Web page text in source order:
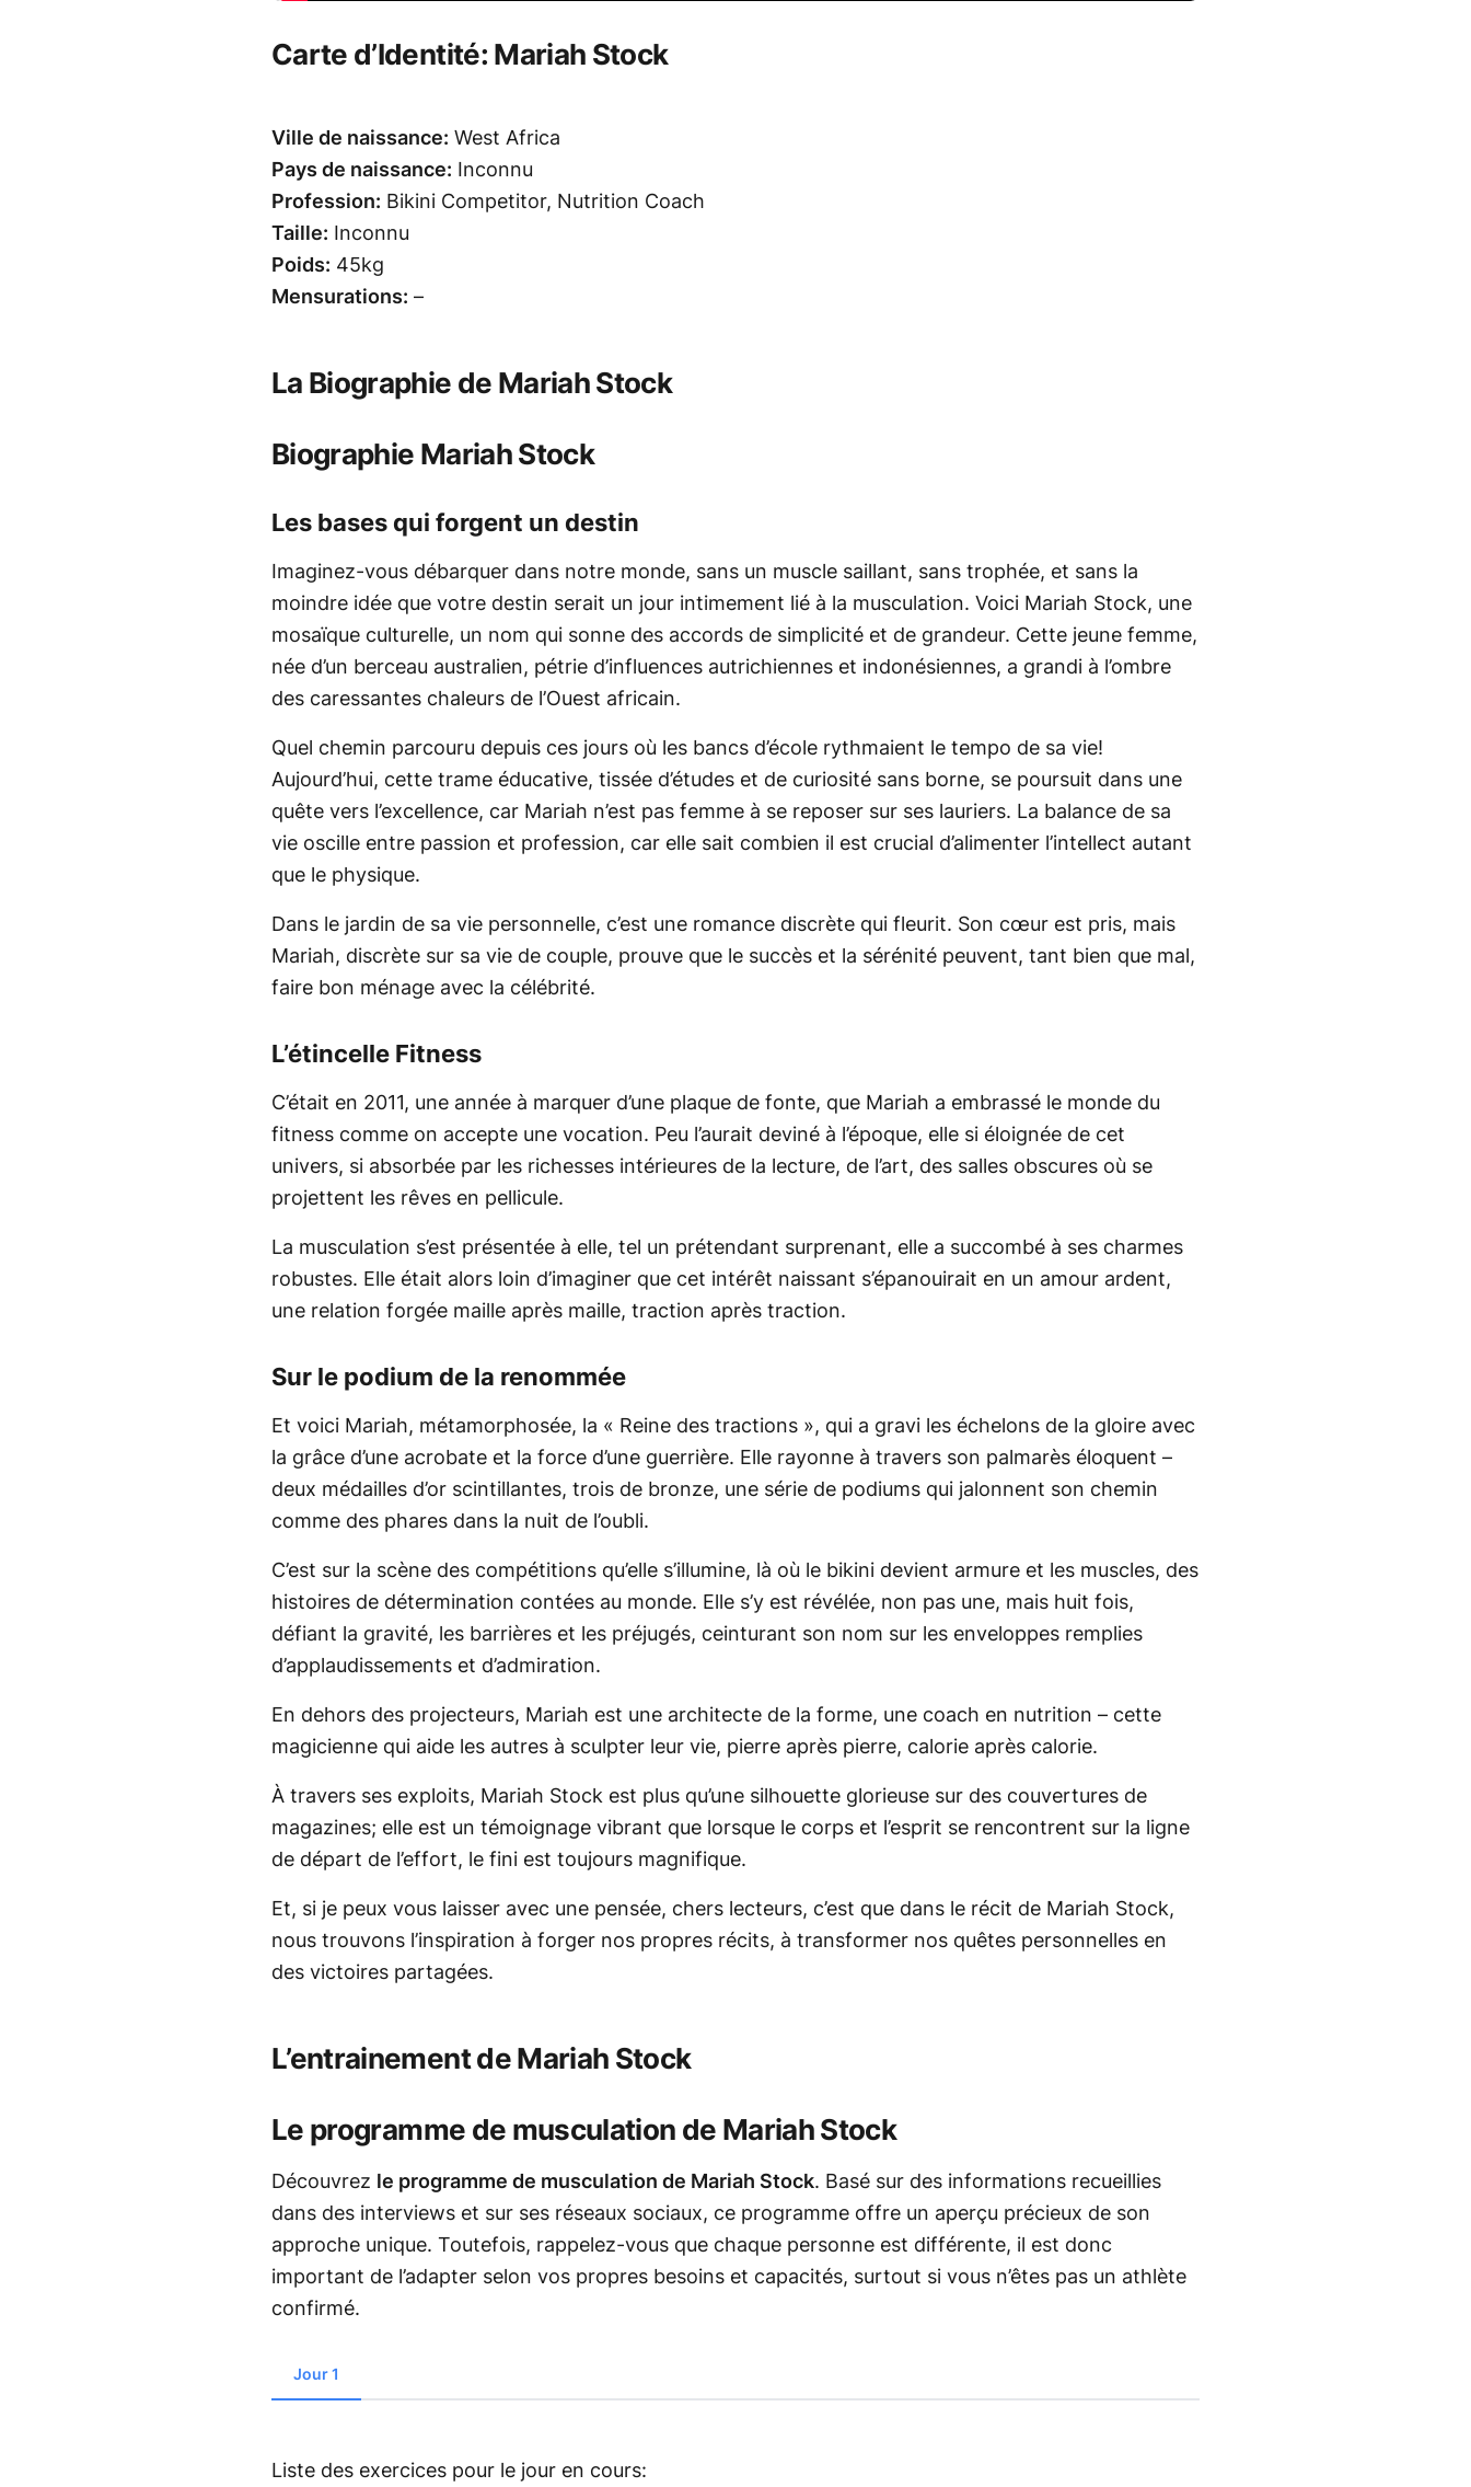
Carte d’Identité: Mariah Stock
Ville de naissance: West Africa
Pays de naissance: Inconnu
Profession: Bikini Competitor, Nutrition Coach
Taille: Inconnu
Poids: 45kg
Mensurations: –
La Biographie de Mariah Stock
Biographie Mariah Stock
Les bases qui forgent un destin
Imaginez-vous débarquer dans notre monde, sans un muscle saillant, sans trophée, et sans la
moindre idée que votre destin serait un jour intimement lié à la musculation. Voici Mariah Stock, une
mosaïque culturelle, un nom qui sonne des accords de simplicité et de grandeur. Cette jeune femme,
née d’un berceau australien, pétrie d’influences autrichiennes et indonésiennes, a grandi à l’ombre
des caressantes chaleurs de l’Ouest africain.
Quel chemin parcouru depuis ces jours où les bancs d’école rythmaient le tempo de sa vie!
Aujourd’hui, cette trame éducative, tissée d’études et de curiosité sans borne, se poursuit dans une
quête vers l’excellence, car Mariah n’est pas femme à se reposer sur ses lauriers. La balance de sa
vie oscille entre passion et profession, car elle sait combien il est crucial d’alimenter l’intellect autant
que le physique.
Dans le jardin de sa vie personnelle, c’est une romance discrète qui fleurit. Son cœur est pris, mais
Mariah, discrète sur sa vie de couple, prouve que le succès et la sérénité peuvent, tant bien que mal,
faire bon ménage avec la célébrité.
L’étincelle Fitness
C’était en 2011, une année à marquer d’une plaque de fonte, que Mariah a embrassé le monde du
fitness comme on accepte une vocation. Peu l’aurait deviné à l’époque, elle si éloignée de cet
univers, si absorbée par les richesses intérieures de la lecture, de l’art, des salles obscures où se
projettent les rêves en pellicule.
La musculation s’est présentée à elle, tel un prétendant surprenant, elle a succombé à ses charmes
robustes. Elle était alors loin d’imaginer que cet intérêt naissant s’épanouirait en un amour ardent,
une relation forgée maille après maille, traction après traction.
Sur le podium de la renommée
Et voici Mariah, métamorphosée, la « Reine des tractions », qui a gravi les échelons de la gloire avec
la grâce d’une acrobate et la force d’une guerrière. Elle rayonne à travers son palmarès éloquent –
deux médailles d’or scintillantes, trois de bronze, une série de podiums qui jalonnent son chemin
comme des phares dans la nuit de l’oubli.
C’est sur la scène des compétitions qu’elle s’illumine, là où le bikini devient armure et les muscles, des
histoires de détermination contées au monde. Elle s’y est révélée, non pas une, mais huit fois,
défiant la gravité, les barrières et les préjugés, ceinturant son nom sur les enveloppes remplies
d’applaudissements et d’admiration.
En dehors des projecteurs, Mariah est une architecte de la forme, une coach en nutrition – cette
magicienne qui aide les autres à sculpter leur vie, pierre après pierre, calorie après calorie.
À travers ses exploits, Mariah Stock est plus qu’une silhouette glorieuse sur des couvertures de
magazines; elle est un témoignage vibrant que lorsque le corps et l’esprit se rencontrent sur la ligne
de départ de l’effort, le fini est toujours magnifique.
Et, si je peux vous laisser avec une pensée, chers lecteurs, c’est que dans le récit de Mariah Stock,
nous trouvons l’inspiration à forger nos propres récits, à transformer nos quêtes personnelles en
des victoires partagées.
L’entrainement de Mariah Stock
Le programme de musculation de Mariah Stock
Découvrez le programme de musculation de Mariah Stock. Basé sur des informations recueillies
dans des interviews et sur ses réseaux sociaux, ce programme offre un aperçu précieux de son
approche unique. Toutefois, rappelez-vous que chaque personne est différente, il est donc
important de l’adapter selon vos propres besoins et capacités, surtout si vous n’êtes pas un athlète
confirmé.
Jour 1
Liste des exercices pour le jour en cours: